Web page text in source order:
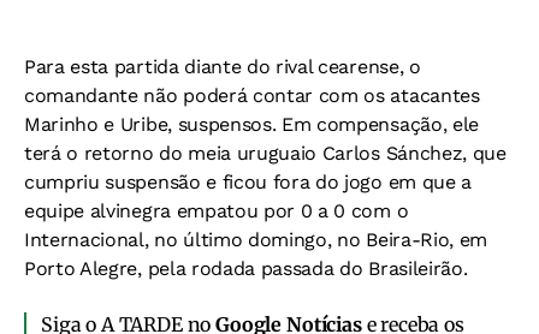
Para esta partida diante do rival cearense, o
comandante não poderá contar com os atacantes
Marinho e Uribe, suspensos. Em compensação, ele
terá o retorno do meia uruguaio Carlos Sánchez, que
cumpriu suspensão e ficou fora do jogo em que a
equipe alvinegra empatou por 0 a 0 com o
Internacional, no último domingo, no Beira-Rio, em
Porto Alegre, pela rodada passada do Brasileirão.
Siga o A TARDE noGoogle Notíciase receba os